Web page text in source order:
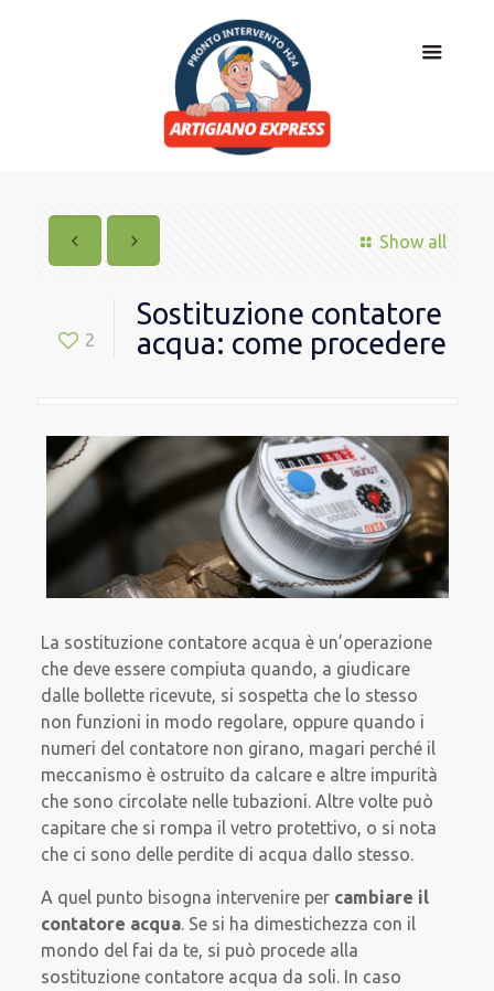
Show all
2
Sostituzione contatore
acqua: come procedere
La sostituzione contatore acqua è un’operazione
che deve essere compiuta quando, a giudicare
dalle bollette ricevute, si sospetta che lo stesso
non funzioni in modo regolare, oppure quando i
numeri del contatore non girano, magari perché il
meccanismo è ostruito da calcare e altre impurità
che sono circolate nelle tubazioni. Altre volte può
capitare che si rompa il vetro protettivo, o si nota
che ci sono delle perdite di acqua dallo stesso.
A quel punto bisogna intervenire per cambiare il
contatore acqua. Se si ha dimestichezza con il
mondo del fai da te, si può procede alla
sostituzione contatore acqua da soli. In caso